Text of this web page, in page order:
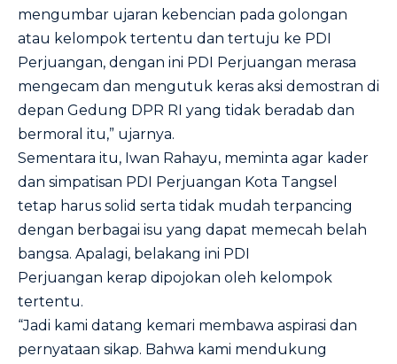
mengumbar ujaran kebencian pada golongan
atau kelompok tertentu dan tertuju ke PDI
Perjuangan, dengan ini PDI Perjuangan merasa
mengecam dan mengutuk keras aksi demostran di
depan Gedung DPR RI yang tidak beradab dan
bermoral itu,” ujarnya.
Sementara itu, Iwan Rahayu, meminta agar kader
dan simpatisan PDI Perjuangan Kota Tangsel
tetap harus solid serta tidak mudah terpancing
dengan berbagai isu yang dapat memecah belah
bangsa. Apalagi, belakang ini PDI
Perjuangan kerap dipojokan oleh kelompok
tertentu.
“Jadi kami datang kemari membawa aspirasi dan
pernyataan sikap. Bahwa kami mendukung